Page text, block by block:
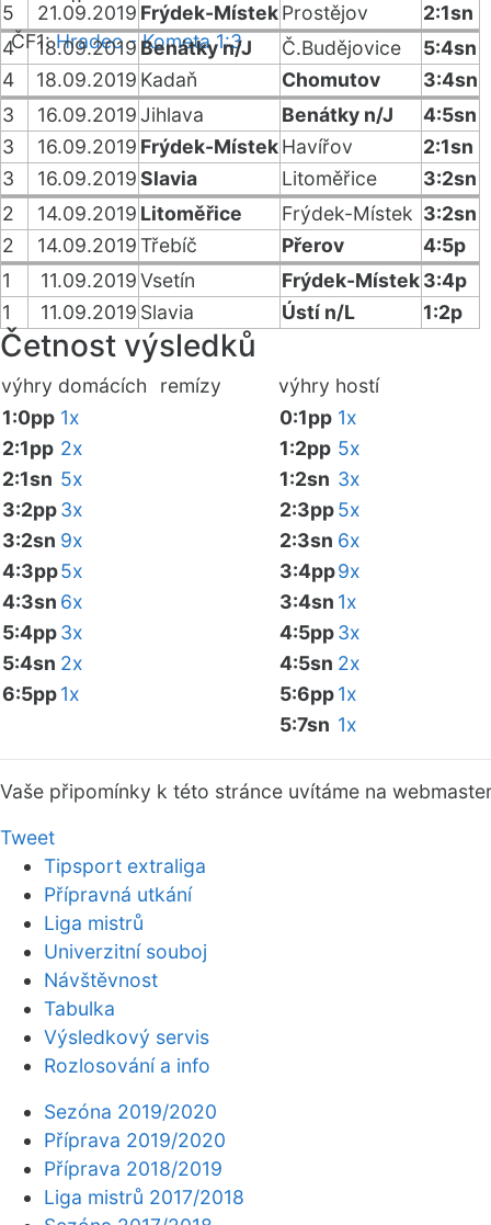
ČF1:Hradec - Kometa 1:3
5
21.09.2019 Frýdek-MístekProstějov
2:1sn
4
18.09.2019 Benátky n/J Č.Budějovice
5:4sn
4
18.09.2019 Kadaň Chomutov
3:4sn
3
16.09.2019Jihlava Benátky n/J
4:5sn
3
16.09.2019 Frýdek-MístekHavířov
2:1sn
3
16.09.2019Slavia Litoměřice
3:2sn
2
14.09.2019 Litoměřice Frýdek-Místek 3:2sn
2
14.09.2019Třebíč Přerov
4:5p
1
11.09.2019Vsetín Frýdek-Místek3:4p
1
11.09.2019 Slavia Ústí n/L 1:2p
Četnost výsledků
výhry domácích remízy výhry hostí
1:0pp 1x
2:1pp 2x
2:1sn 5x
3:2pp3x
3:2sn 9x
4:3pp5x
4:3sn 6x
5:4pp3x
5:4sn 2x
6:5pp1x
0:1pp 1x
1:2pp 5x
1:2sn 3x
2:3pp5x
2:3sn 6x
3:4pp9x
3:4sn 1x
4:5pp3x
4:5sn 2x
5:6pp1x
5:7sn 1x
Vaše připomínky k této stránce uvítáme na webmaster
Tweet
Tipsport extraliga
Přípravná utkání
Liga mistrů
Univerzitní souboj
Návštěvnost
Tabulka
Výsledkový servis
Rozlosování a info
Sezóna 2019/2020
Příprava 2019/2020
Příprava 2018/2019
Liga mistrů 2017/2018